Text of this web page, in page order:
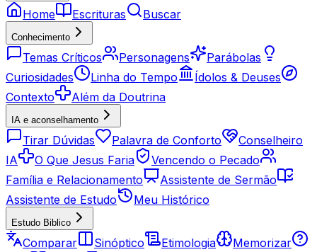
Home Escrituras Buscar
Conhecimento
Temas Críticos Personagens
Parábolas
Curiosidades
Linha do Tempo
Ídolos & Deuses
Contexto
Além da Doutrina
IA e aconselhamento
Tirar Dúvidas Palavra de Conforto
Conselheiro
IA
O Que Jesus Faria
Vencendo o Pecado
Família e Relacionamento
Assistente de Sermão
Assistente de Estudo
Meu Histórico
Estudo Biblico
Comparar Sinóptico Etimologia
Memorizar